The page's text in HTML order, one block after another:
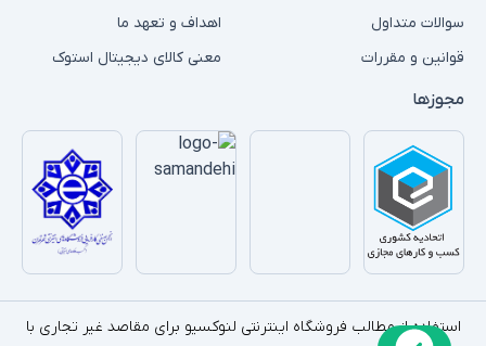
سوالات متداول
قوانین و مقررات
اهداف و تعهد ما
معنی کالای دیجیتال استوک
مجوزها
استفاده از مطالب فروشگاه اینترنتی لنوکسیو برای مقاصد غیر تجاری با